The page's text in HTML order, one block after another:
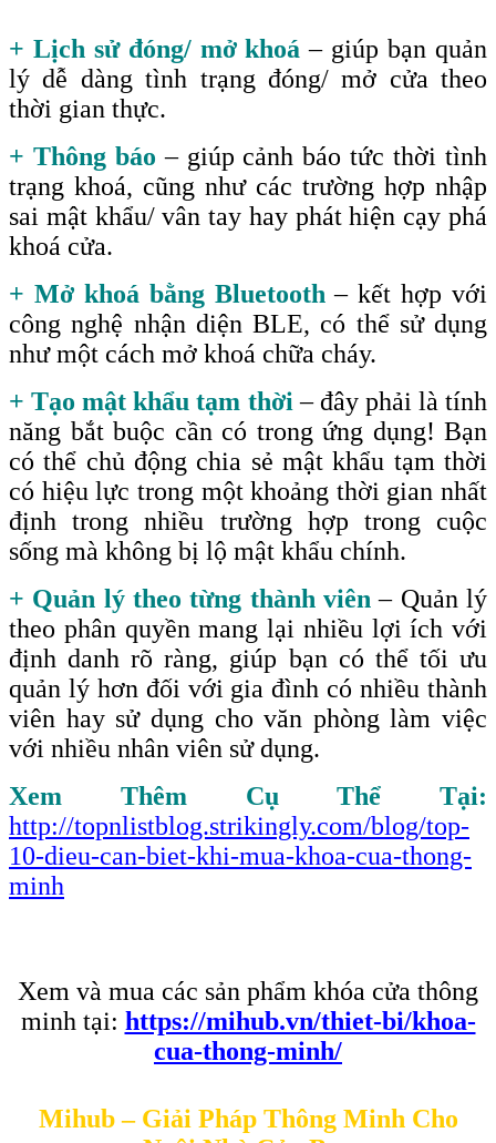
+ Lịch sử đóng/ mở khoá – giúp bạn quản
lý dễ dàng tình trạng đóng/ mở cửa theo
thời gian thực.
+ Thông báo – giúp cảnh báo tức thời tình
trạng khoá, cũng như các trường hợp nhập
sai mật khẩu/ vân tay hay phát hiện cạy phá
khoá cửa.
+ Mở khoá bằng Bluetooth – kết hợp với
công nghệ nhận diện BLE, có thể sử dụng
như một cách mở khoá chữa cháy.
+ Tạo mật khẩu tạm thời – đây phải là tính
năng bắt buộc cần có trong ứng dụng! Bạn
có thể chủ động chia sẻ mật khẩu tạm thời
có hiệu lực trong một khoảng thời gian nhất
định trong nhiều trường hợp trong cuộc
sống mà không bị lộ mật khẩu chính.
+ Quản lý theo từng thành viên – Quản lý
theo phân quyền mang lại nhiều lợi ích với
định danh rõ ràng, giúp bạn có thể tối ưu
quản lý hơn đối với gia đình có nhiều thành
viên hay sử dụng cho văn phòng làm việc
với nhiều nhân viên sử dụng.
Xem Thêm Cụ Thể Tại:
http://topnlistblog.strikingly.com/blog/top-
10-dieu-can-biet-khi-mua-khoa-cua-thong-
minh
Xem và mua các sản phẩm khóa cửa thông
minh tại: https://mihub.vn/thiet-bi/khoa-
cua-thong-minh/
Mihub – Giải Pháp Thông Minh Cho